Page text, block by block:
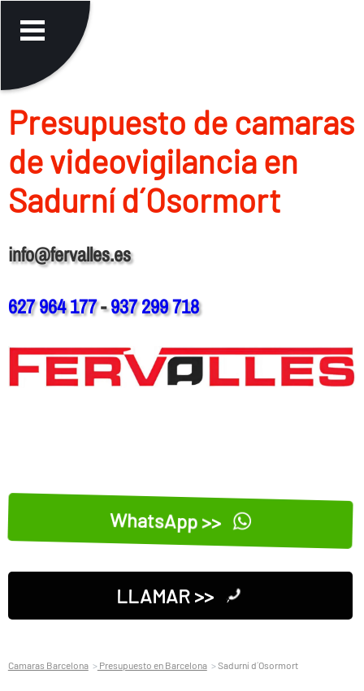
Presupuesto de camaras
de videovigilancia en
Sadurní d´Osormort
info@fervalles.es
627 964 177-937 299 718
WhatsApp >>
LLAMAR >>
Camaras Barcelona Presupuesto en Barcelona Sadurní d´Osormort